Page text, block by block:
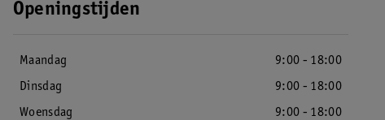
Openingstijden
Maandag
9:00 - 18:00
Dinsdag
9:00 - 18:00
Woensdag
9:00 - 18:00